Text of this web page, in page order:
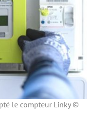
le compteur Linky ©